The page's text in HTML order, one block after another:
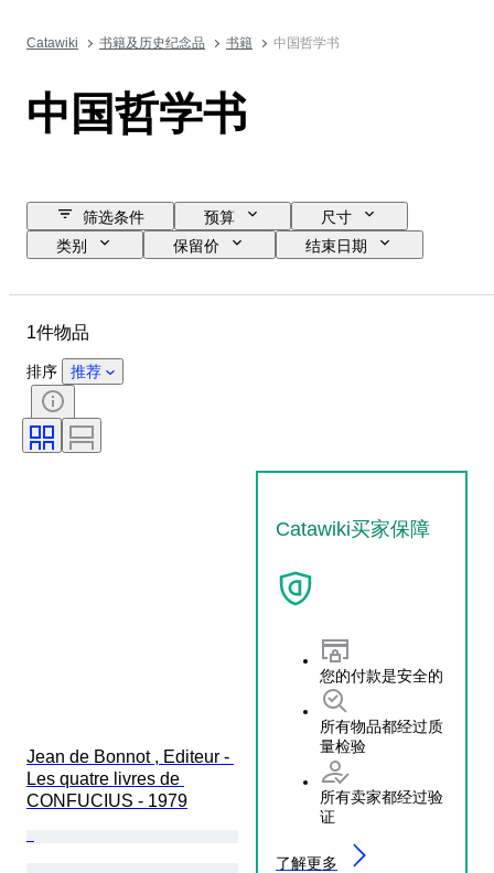
Catawiki 书籍及历史纪念品 书籍 中国哲学书
中国哲学书
筛选条件 预算
尺寸
类别
保留价
结束日期
语言
1件物品
排序 推荐
Jean de Bonnot , Editeur -
Les quatre livres de
CONFUCIUS - 1979
Catawiki买家保障
您的付款是安全的
所有物品都经过质
量检验
所有卖家都经过验
证
了解更多